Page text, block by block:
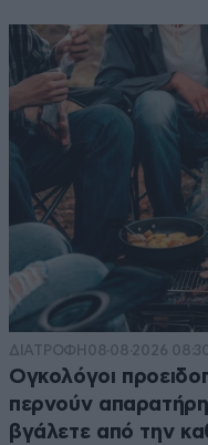
ΔΙΑΤΡΟΦΗ 08·08·2026
Ογκολόγοι
περνούν
βγάλετε από την